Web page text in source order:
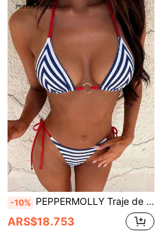
-10% PEPPERMOLLY Traje de baño sexy & de moda de 2 piezas para mujer, conjunto de bikini azul para vacaciones de verano en la playa, Blue Crush
ARS$18.753